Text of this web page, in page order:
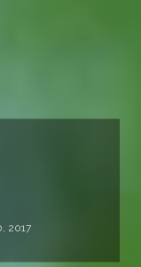
2017